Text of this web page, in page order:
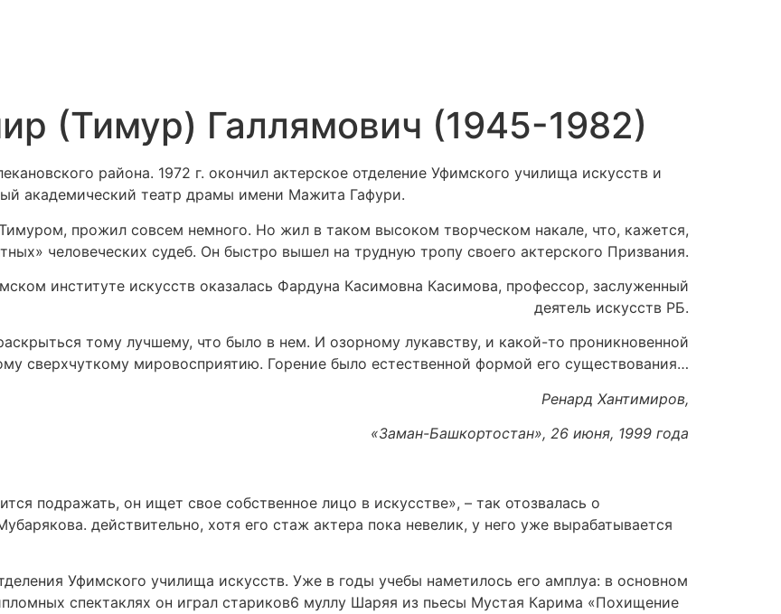
(Тимур) Галлямович (1945-1982)
района. 1972 г. окончил актерское отделение Уфимского училища искусств и
академический театр драмы имени Мажита Гафури.
прожил совсем немного. Но жил в таком высоком творческом накале, что, кажется,
человеческих судеб. Он быстро вышел на трудную тропу своего актерского Призвания.
институте искусств оказалась Фардуна Касимовна Касимова, профессор, заслуженный
деятель искусств РБ.
тому лучшему, что было в нем. И озорному лукавству, и какой-то проникновенной
сверхчуткому мировосприятию. Горение было естественной формой его существования…
Ренард Хантимиров,
«Заман-Башкортостан», 26 июня, 1999 года
подражать, он ищет свое собственное лицо в искусстве», – так отозвалась о
действительно, хотя его стаж актера пока невелик, у него уже вырабатывается
Уфимского училища искусств. Уже в годы учебы наметилось его амплуа: в основном
спектаклях он играл стариков6 муллу Шаряя из пьесы Мустая Карима «Похищение